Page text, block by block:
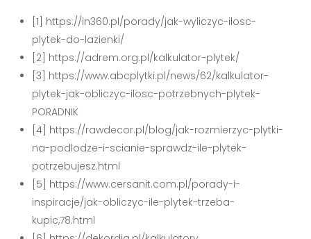
[1] https://in360.pl/porady/jak-wyliczyc-ilosc-
plytek-do-lazienki/
[2] https://adrem.org.pl/kalkulator-plytek/
[3] https://www.abcplytki.pl/news/62/kalkulator-
plytek-jak-obliczyc-ilosc-potrzebnych-plytek-
PORADNIK
[4] https://rawdecor.pl/blog/jak-rozmierzyc-plytki-
na-podlodze-i-scianie-sprawdz-ile-plytek-
potrzebujesz.html
[5] https://www.cersanit.com.pl/porady-i-
inspiracje/jak-obliczyc-ile-plytek-trzeba-
kupic,78.html